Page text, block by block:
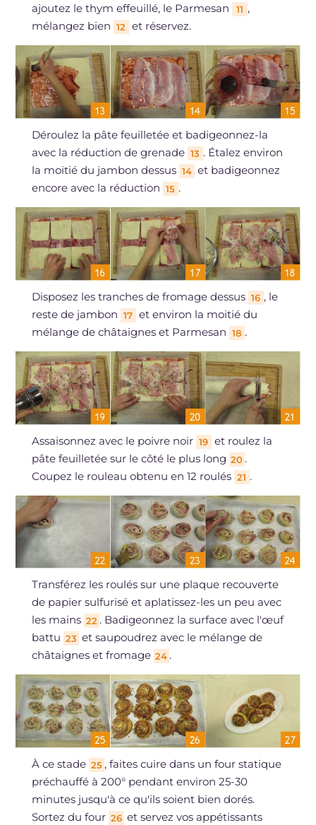
ajoutez le thym effeuillé, le Parmesan 11 ,
mélangez bien 12 et réservez.
Déroulez la pâte feuilletée et badigeonnez-la
avec la réduction de grenade 13 . Étalez environ
la moitié du jambon dessus 14 et badigeonnez
encore avec la réduction 15 .
Disposez les tranches de fromage dessus 16 , le
reste de jambon 17 et environ la moitié du
mélange de châtaignes et Parmesan 18 .
Assaisonnez avec le poivre noir 19 et roulez la
pâte feuilletée sur le côté le plus long 20 .
Coupez le rouleau obtenu en 12 roulés 21 .
Transférez les roulés sur une plaque recouverte
de papier sulfurisé et aplatissez-les un peu avec
les mains 22 . Badigeonnez la surface avec l'œuf
battu 23 et saupoudrez avec le mélange de
châtaignes et fromage 24 .
À ce stade 25 , faites cuire dans un four statique
préchauffé à 200° pendant environ 25-30
minutes jusqu'à ce qu'ils soient bien dorés.
Sortez du four 26 et servez vos appétissants